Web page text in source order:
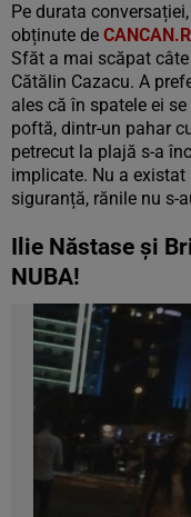
Pe durata
obținute de
Sfăt a mai scăpat
Cătălin Cazacu. A
ales că în spatele ei
poftă, dintr-un pahar
petrecut la plajă s-a
implicate. Nu a existat
siguranță, rănile nu s-
Ilie Năstase și
NUBA!